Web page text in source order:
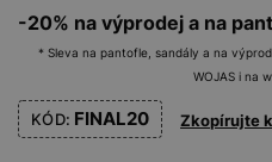
-20% na výprodej a na
* Sleva na pantofle, sandály a na
WOJAS i na
KÓD: FINAL20 Zkopírujte